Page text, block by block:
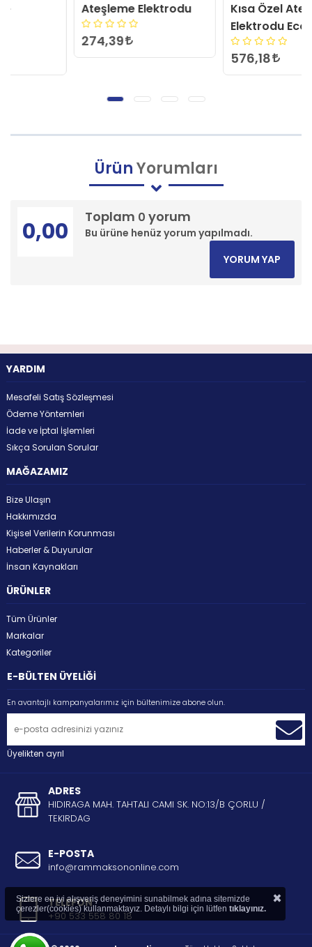
Ateşleme Elektrodu
Kısa Özel Ateşleme
Elektrodu Ecostar
576,18
ÜrünYorumları
Toplam 0 yorum
Bu ürüne henüz yorum yapılmadı.
0,00
YORUM YAP
YARDIM
Mesafeli Satış Sözleşmesi
Ödeme Yöntemleri
İade ve İptal İşlemleri
Sıkça Sorulan Sorular
MAĞAZAMIZ
Bize Ulaşın
Hakkımızda
Kişisel Verilerin Korunması
Haberler & Duyurular
İnsan Kaynakları
ÜRÜNLER
Tüm Ürünler
Markalar
Kategoriler
E-BÜLTEN ÜYELİĞİ
En avantajlı kampanyalarımız için bültenimize abone olun.
Üyelikten ayrıl
ADRES
HIDIRAGA MAH. TAHTALI CAMI SK. NO:13/B ÇORLU /
TEKIRDAG
E-POSTA
info@rammaksononline.com
TELEFON
+90 533 558 80 18
Sizlere en iyi alışveriş deneyimini sunabilmek adına sitemizde
çerezler(cookies) kullanmaktayız. Detaylı bilgi için lütfen tıklayınız. ×